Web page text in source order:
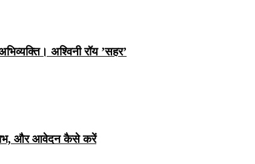
अश्विनी रॉय ’सहर’
लाभ, और आवेदन कैसे करें